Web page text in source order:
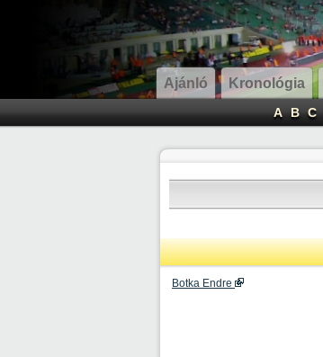
Ajánló Kronológia
A B C
Botka Endre